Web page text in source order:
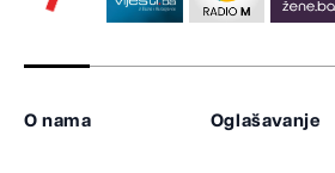
O nama Oglašavanje